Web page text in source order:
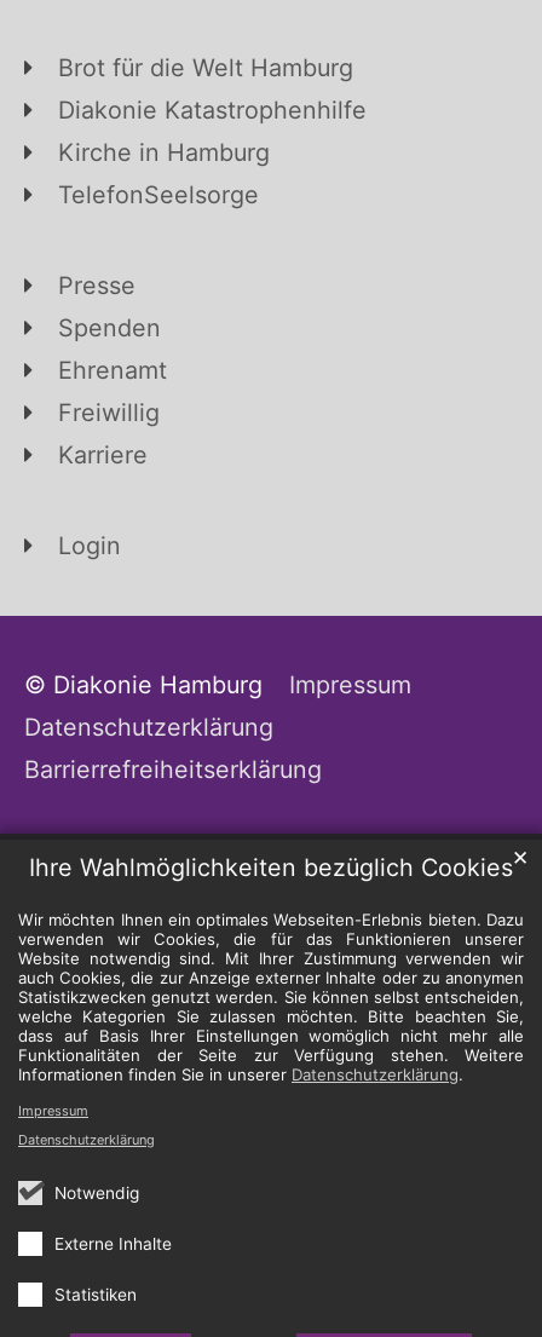
Ihre Wahlmöglichkeiten bezüglich Cookies
Wir möchten Ihnen ein optimales Webseiten-Erlebnis bieten. Dazu
verwenden wir Cookies, die für das Funktionieren unserer
Website notwendig sind. Mit Ihrer Zustimmung verwenden wir
auch Cookies, die zur Anzeige externer Inhalte oder zu anonymen
Statistikzwecken genutzt werden. Sie können selbst entscheiden,
welche Kategorien Sie zulassen möchten. Bitte beachten Sie,
dass auf Basis Ihrer Einstellungen womöglich nicht mehr alle
Funktionalitäten der Seite zur Verfügung stehen. Weitere
Informationen finden Sie in unserer Datenschutzerklärung.
Notwendig
Externe Inhalte
Statistiken
✕
Impressum
Datenschutzerklärung
Brot für die Welt Hamburg
Diakonie Katastrophenhilfe
Kirche in Hamburg
TelefonSeelsorge
Presse
Spenden
Ehrenamt
Freiwillig
Karriere
Login
© Diakonie Hamburg
Impressum
Datenschutzerklärung
Barrierrefreiheitserklärung